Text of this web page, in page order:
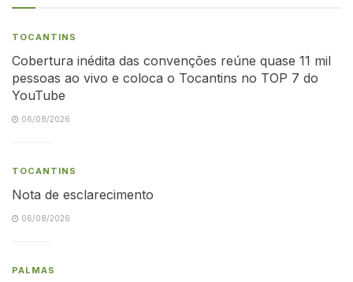
TOCANTINS
Cobertura inédita das convenções reúne quase 11 mil
pessoas ao vivo e coloca o Tocantins no TOP 7 do
YouTube
06/08/2026
TOCANTINS
Nota de esclarecimento
06/08/2026
PALMAS